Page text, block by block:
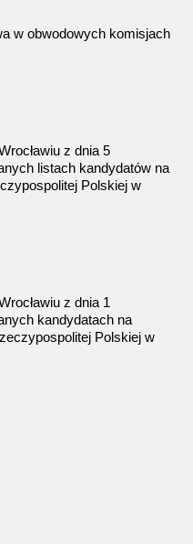
w obwodowych komisjach
z dnia 5
listach kandydatów na
Polskiej w
z dnia 1
kandydatach na
Polskiej w